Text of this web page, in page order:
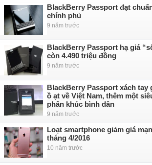
BlackBerry Passport đạt
chính phủ
9 năm trước
BlackBerry Passport hạ giá
còn 4.490 triệu đồng
9 năm trước
BlackBerry Passport xách
ồ ạt về Việt Nam, thêm một
phân khúc bình dân
9 năm trước
Loạt smartphone giảm giá
tháng 4/2016
10 năm trước